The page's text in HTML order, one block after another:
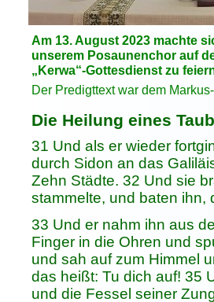
Am 13. August 2023 machte
unserem Posaunenchor auf
„Kerwa“-Gottesdienst zu
Der Predigttext war dem
Die Heilung eines
31 Und als er wieder
durch Sidon an das
Zehn Städte. 32 Und sie
stammelte, und baten ihn,
33 Und er nahm ihn aus
Finger in die Ohren und
und sah auf zum Himmel
das heißt: Tu dich auf! 35
und die Fessel seiner